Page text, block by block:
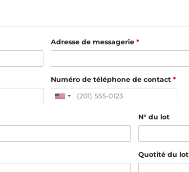
Adresse de messagerie *
Numéro de téléphone de contact *
N° du lot
Quotité du lot